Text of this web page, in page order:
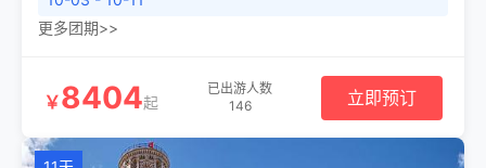
更多团期>>
￥8404起
已出游人数
146
立即预订